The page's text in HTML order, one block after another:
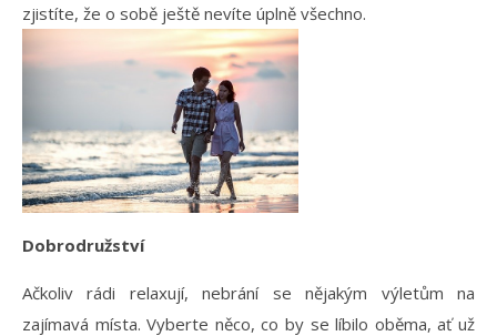
zjistíte, že o sobě ještě nevíte úplně všechno.
Dobrodružství
Ačkoliv rádi relaxují, nebrání se nějakým výletům na
zajímavá místa. Vyberte něco, co by se líbilo oběma, ať už